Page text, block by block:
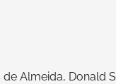
Almeida, Donald